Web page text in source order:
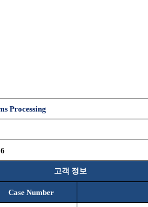
Processing
고객 정보
Case Number